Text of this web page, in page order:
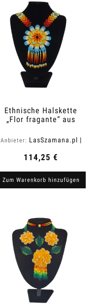
Ethnische Halskette
„Flor fragante“ aus
Anbieter: LasSzamana.pl |
114,25 €
Zum Warenkorb hinzufügen